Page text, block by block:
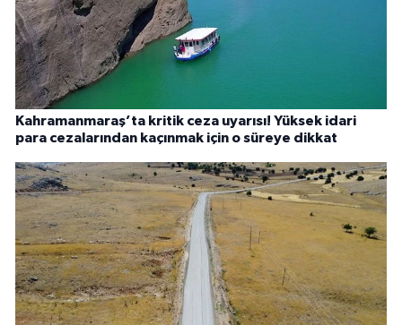
Kahramanmaraş’ta kritik ceza uyarısı! Yüksek idari
para cezalarından kaçınmak için o süreye dikkat